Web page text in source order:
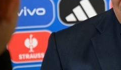
Edina Višću:
pasošem BiH!